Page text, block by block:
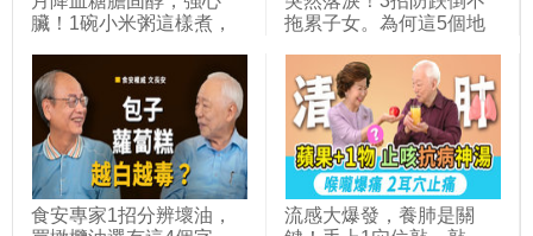
臟！1碗小米粥這樣煮，
棒。胡太太煮粥選這種米
最好吃，養潤脾胃腎，補
滿氣血，加1物不澀苦｜
胡乃文開講Dr.HU_316
拖累子女。為何這5個地
量活到百歲。全台人瑞破
5千人創新高！日本人長
壽靠做1件事＋吃抗發炎
食物 ！｜胡乃文開講＿
349
食安專家1招分辨壞油，
流感大爆發，養肺是關